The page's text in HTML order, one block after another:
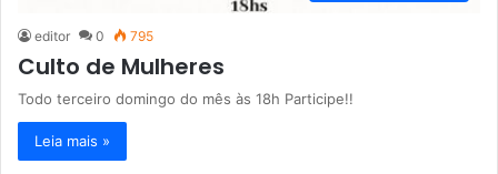
editor 0 795
Culto de Mulheres
Todo terceiro domingo do mês às 18h Participe!!
Leia mais »